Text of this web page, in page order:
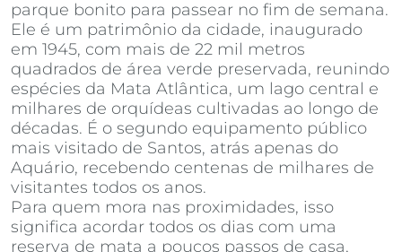
parque bonito para passear no fim de semana.
Ele é um patrimônio da cidade, inaugurado
em 1945, com mais de 22 mil metros
quadrados de área verde preservada, reunindo
espécies da Mata Atlântica, um lago central e
milhares de orquídeas cultivadas ao longo de
décadas. É o segundo equipamento público
mais visitado de Santos, atrás apenas do
Aquário, recebendo centenas de milhares de
visitantes todos os anos.
Para quem mora nas proximidades, isso
significa acordar todos os dias com uma
reserva de mata a poucos passos de casa,